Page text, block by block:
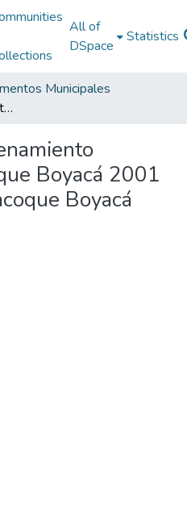
All of
DSpace
Statistics
Municipales
Esquema de Ordenamiento Territorial Tipacoque Boyacá 2001 - 2009: EOT Tipacoque Boyacá 2001 - 2009
Boyacá 2001
Boyacá